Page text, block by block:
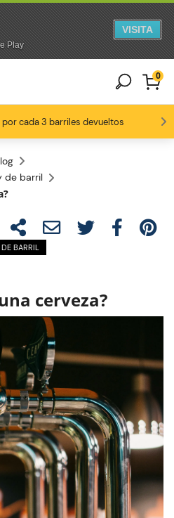
Play
VISITA
saltar al contenido
Saltar al pie de página
cada 3 barriles devueltos
nos aman 8,8 / 10
0
de barril
BARRIL
cerveza?